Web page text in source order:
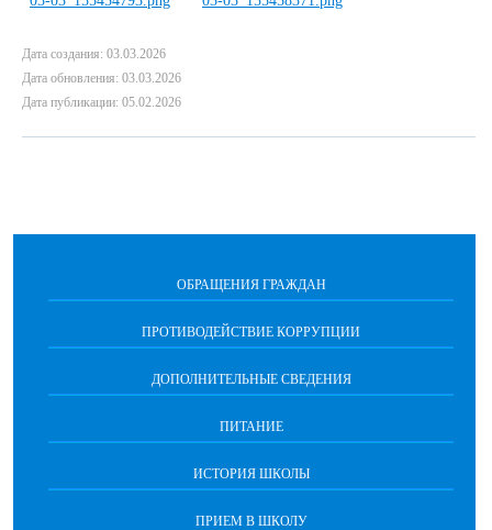
Дата создания: 03.03.2026
Дата обновления: 03.03.2026
Дата публикации: 05.02.2026
ОБРАЩЕНИЯ ГРАЖДАН
ПРОТИВОДЕЙСТВИЕ КОРРУПЦИИ
ДОПОЛНИТЕЛЬНЫЕ СВЕДЕНИЯ
ПИТАНИЕ
ИСТОРИЯ ШКОЛЫ
ПРИЕМ В ШКОЛУ